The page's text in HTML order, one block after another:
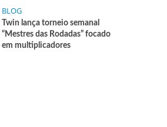
BLOG
Twin lança torneio semanal
“Mestres das Rodadas” focado
em multiplicadores